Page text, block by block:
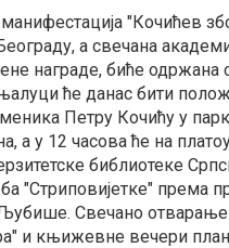
"Кочићев
а свечана
награде, биће одржана
ће данас бити
Петру Кочићу у
а у 12 часова ће на
библиотеке
"Стриповијетке" према
Свечано отварање
и књижевне вечери